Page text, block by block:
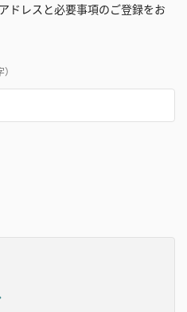
ドレスと必要事項のご登録をお